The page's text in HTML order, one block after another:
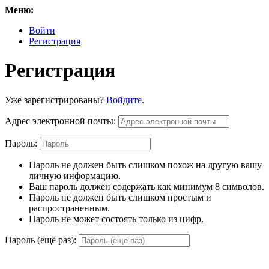
Меню:
Войти
Регистрация
Регистрация
Уже зарегистрированы? Войдите.
Адрес электронной почты:
Пароль:
Пароль не должен быть слишком похож на другую вашу
личную информацию.
Ваш пароль должен содержать как минимум 8 символов.
Пароль не должен быть слишком простым и
распространенным.
Пароль не может состоять только из цифр.
Пароль (ещё раз):